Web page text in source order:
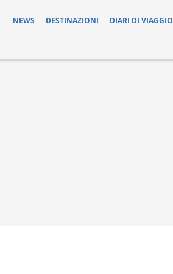
NEWS DESTINAZIONI DIARI DI VIAGGIO